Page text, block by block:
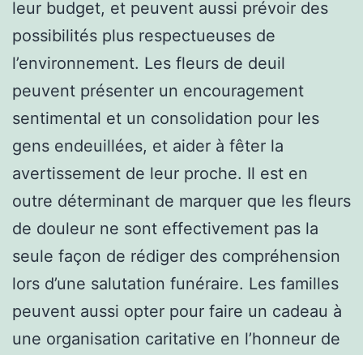
leur budget, et peuvent aussi prévoir des
possibilités plus respectueuses de
l’environnement. Les fleurs de deuil
peuvent présenter un encouragement
sentimental et un consolidation pour les
gens endeuillées, et aider à fêter la
avertissement de leur proche. Il est en
outre déterminant de marquer que les fleurs
de douleur ne sont effectivement pas la
seule façon de rédiger des compréhension
lors d’une salutation funéraire. Les familles
peuvent aussi opter pour faire un cadeau à
une organisation caritative en l’honneur de